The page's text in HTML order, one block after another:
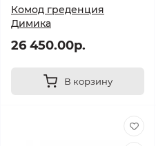
Комод греденция
Димика
26 450.00р.
В корзину